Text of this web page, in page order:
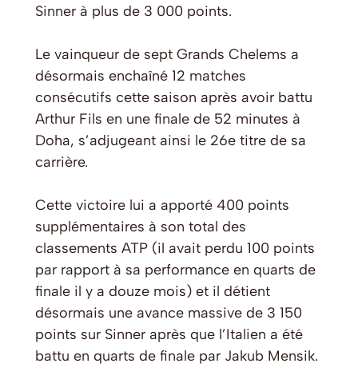
Sinner à plus de 3 000 points.
Le vainqueur de sept Grands Chelems a
désormais enchaîné 12 matches
consécutifs cette saison après avoir battu
Arthur Fils en une finale de 52 minutes à
Doha, s’adjugeant ainsi le 26e titre de sa
carrière.
Cette victoire lui a apporté 400 points
supplémentaires à son total des
classements ATP (il avait perdu 100 points
par rapport à sa performance en quarts de
finale il y a douze mois) et il détient
désormais une avance massive de 3 150
points sur Sinner après que l’Italien a été
battu en quarts de finale par Jakub Mensik.